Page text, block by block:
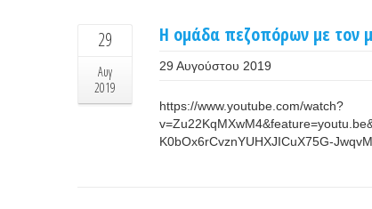
29
Αυγ
2019
Η ομάδα πεζοπόρων με τον
29 Αυγούστου 2019
https://www.youtube.com/watch?
K0bOx6rCvznYUHXJICuX75G-